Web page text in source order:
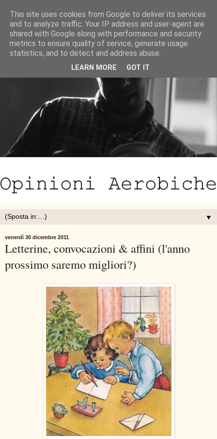
▼
venerdì 30 dicembre 2011
Letterine, convocazioni & affini (l'anno
prossimo saremo migliori?)
This site uses cookies from Google to deliver its services
and to analyze traffic. Your IP address and user-agent are
shared with Google along with performance and security
metrics to ensure quality of service, generate usage
statistics, and to detect and address abuse.
LEARN MORE GOT IT